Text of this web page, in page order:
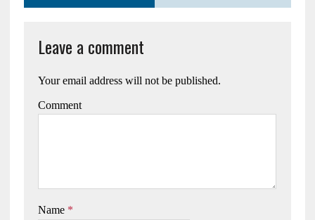
Leave a comment
Your email address will not be published.
Comment
Name *